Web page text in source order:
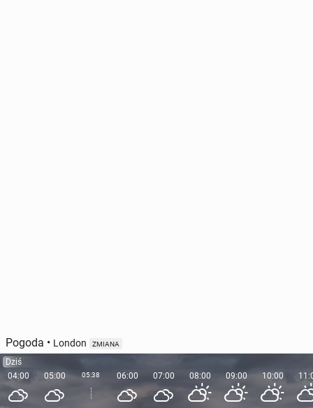
Pogoda • London ZMIANA
Dziś
04:00
05:00 05:38 06:00 07:00 08:00 09:00 10:00